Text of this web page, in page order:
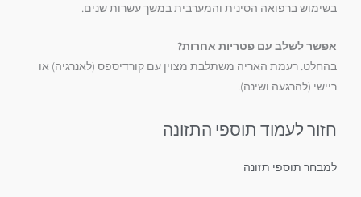
בשימוש ברפואה הסינית והמערבית במשך עשרות שנים.
אפשר לשלב עם פטריות אחרות?
בהחלט. רעמת האריה משתלבת מצוין עם קורדיספס (לאנרגיה) או
ריישי (להרגעה ושינה).
חזור לעמוד תוספי התזונה
למבחר תוספי תזונה